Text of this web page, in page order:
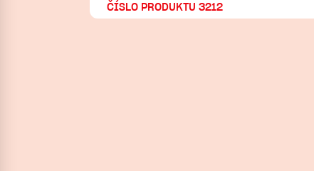
ČÍSLO PRODUKTU 3212